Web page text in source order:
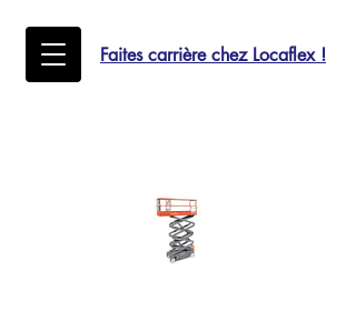
Faites carrière chez Locaflex !